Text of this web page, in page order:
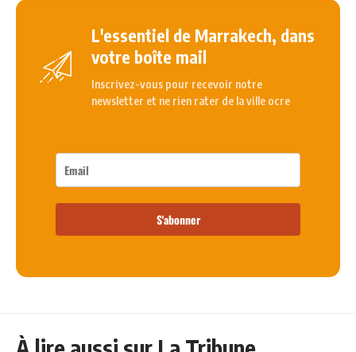
L'essentiel de Marrakech, dans
votre boîte mail
Inscrivez-vous pour recevoir notre
newsletter et ne rien rater de la ville ocre
S'abonner